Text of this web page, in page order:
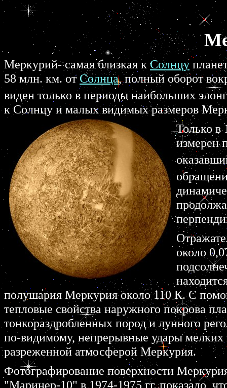
Меркурий- самая близкая к Солнцу
58 млн. км. от Солнца, полный оборот
виден только в периоды наибольших
к Солнцу и малых видимых размеров
Только в
измерен
около
полушария Меркурия около 110 К. С
тепловые свойства наружного покрова
тонкораздробленных пород и лунного
по-видимому, непрерывные удары мелких
разреженной атмосферой Меркурия.
Фотографирование поверхности
"Маринер-10" в 1974-1975 гг. показало,